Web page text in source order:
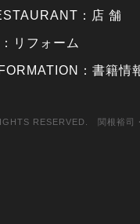
：店 舗
リフォーム
：書籍情
RESERVED. 関根裕司